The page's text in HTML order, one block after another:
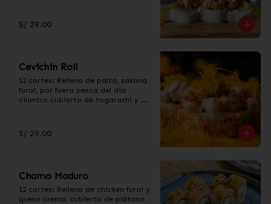
S/ 29.00
Cevichin Roll
12 cortes: Relleno de palta, sakana
furai, por fuera pesca del dia
cilantro cubierto de togarashi y
S/ 29.00
Chamo Maduro
12 cortes: Relleno de chicken furai y
queso crema, cubierto de plátano